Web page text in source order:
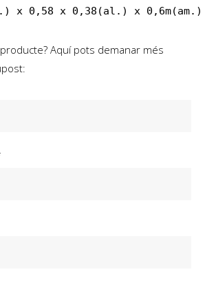
x 0,58 x 0,38(al.) x 0,6m(am.)
Aquí pots demanar més